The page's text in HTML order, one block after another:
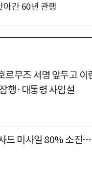
간 60년 관행
르무즈 서명 앞두고
행·대통령 사임설
드 미사일 80% 소진